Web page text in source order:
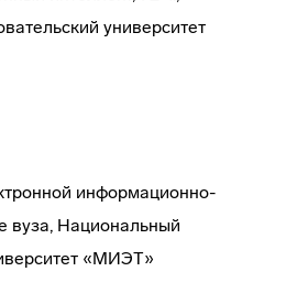
университет
информационно-
вуза, Национальный
«МИЭТ»